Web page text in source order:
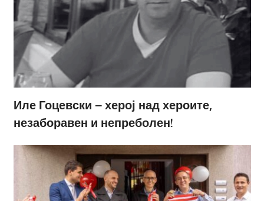
Иле Гоцевски – херој над хероите,
незаборавен и непреболен!